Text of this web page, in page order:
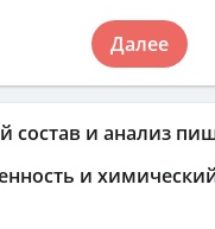
состав и анализ
и
Далее